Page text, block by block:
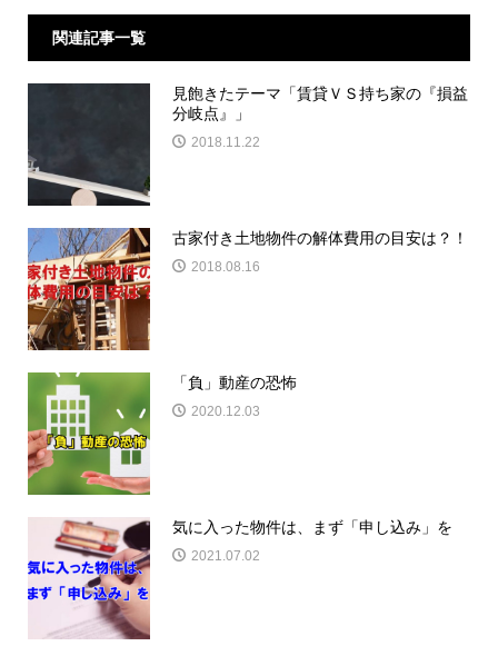
関連記事一覧
見飽きたテーマ「賃貸ＶＳ持ち家の『損益
分岐点』」
2018.11.22
古家付き土地物件の解体費用の目安は？！
2018.08.16
「負」動産の恐怖
2020.12.03
気に入った物件は、まず「申し込み」を
2021.07.02